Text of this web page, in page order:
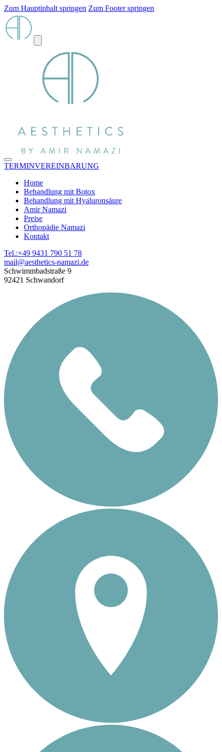
Zum Hauptinhalt springen Zum Footer springen
TERMINVEREINBARUNG
Home
Behandlung mit Botox
Behandlung mit Hyaluronsäure
Amir Namazi
Preise
Orthopädie Namazi
Kontakt
Tel.:+49 9431 790 51 78
mail@aesthetics-namazi.de
Schwimmbadstraße 9
92421 Schwandorf